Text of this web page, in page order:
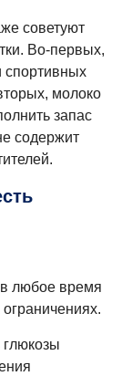
советуют
Во-первых,
спортивных
молоко
запас
содержит
любое время